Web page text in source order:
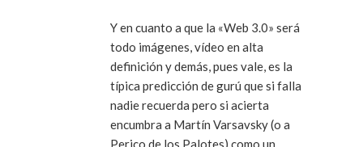
Y en cuanto a que la «Web 3.0» será
todo imágenes, vídeo en alta
definición y demás, pues vale, es la
típica predicción de gurú que si falla
nadie recuerda pero si acierta
encumbra a Martín Varsavsky (o a
Perico de los Palotes) como un